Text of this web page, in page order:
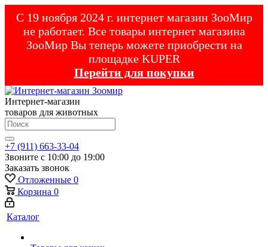
С 19 ноября 2024 г. интернет магазин ЗооМир
не работает. Все товары интернет магазина
ЗооМир Вы теперь можете приобрести на
площадке KUPER
Перейти для покупки
Интернет-магазин
товаров для животных
+7 (911) 663-33-04
Звоните с 10:00 до 19:00
Заказать звонок
Отложенные 0
Корзина 0
Каталог